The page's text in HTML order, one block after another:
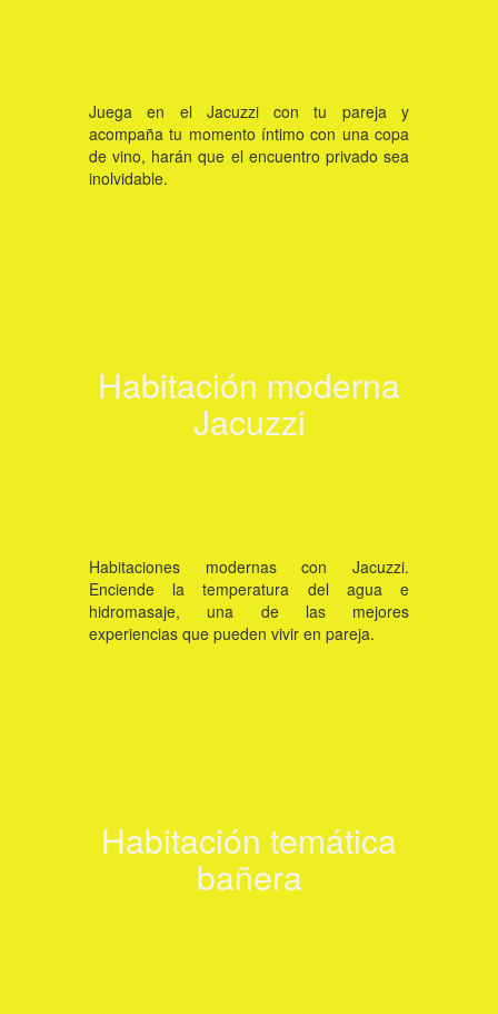
Juega en el Jacuzzi con tu pareja y
acompaña tu momento íntimo con una copa
de vino, harán que el encuentro privado sea
inolvidable.
Habitación moderna
Jacuzzi
Click aquí
Habitaciones modernas con Jacuzzi.
Enciende la temperatura del agua e
hidromasaje, una de las mejores
experiencias que pueden vivir en pareja.
Habitación temática
bañera
Texto del botón